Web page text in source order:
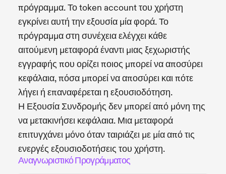
πρόγραμμα. Το token account του χρήστη
εγκρίνει αυτή την εξουσία μία φορά. Το
πρόγραμμα στη συνέχεια ελέγχει κάθε
αιτούμενη μεταφορά έναντι μιας ξεχωριστής
εγγραφής που ορίζει ποιος μπορεί να αποσύρει
κεφάλαια, πόσα μπορεί να αποσύρει και πότε
λήγει ή επαναφέρεται η εξουσιοδότηση.
Η Εξουσία Συνδρομής δεν μπορεί από μόνη της
να μετακινήσει κεφάλαια. Μια μεταφορά
επιτυγχάνει μόνο όταν ταιριάζει με μία από τις
ενεργές εξουσιοδοτήσεις του χρήστη.
Αναγνωριστικό Προγράμματος